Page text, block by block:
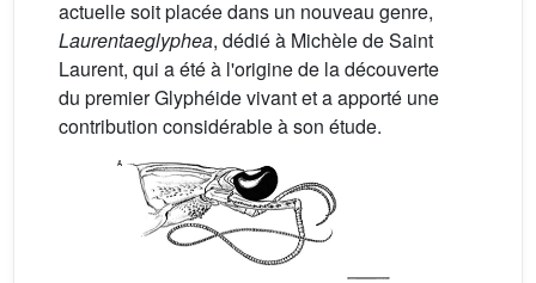
actuelle soit placée dans un nouveau genre,
Laurentaeglyphea, dédié à Michèle de Saint
Laurent, qui a été à l'origine de la découverte
du premier Glyphéide vivant et a apporté une
contribution considérable à son étude.